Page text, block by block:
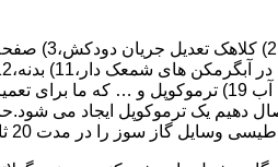
دهیم یک ترموکوپل ایجاد می